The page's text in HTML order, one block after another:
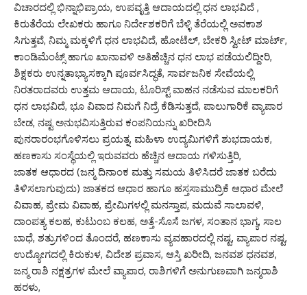
ವಿಚಾರದಲ್ಲಿ ಭಿನ್ನಾಭಿಪ್ರಾಯ, ಉಪವೃತ್ತಿ ಆದಾಯದಲ್ಲಿ ಧನ ಲಾಭವಿದೆ ,
ಕಿರುತೆರೆಯ ಲೇಖಕರು ಹಾಗೂ ನಿರ್ದೇಶಕರಿಗೆ ಬೆಳ್ಳಿ ತೆರೆಯಲ್ಲಿ ಅವಕಾಶ
ಸಿಗುತ್ತವೆ, ನಿಮ್ಮ ಮಕ್ಕಳಿಗೆ ಧನ ಲಾಭವಿದೆ, ಹೋಟೆಲ್, ಬೇಕರಿ ಸ್ವೀಟ್ ಮಾರ್ಟ್,
ಕಾಂಡಿಮೆಂಟ್ಸ್ ಹಾಗೂ ಖಾನಾವಳಿ ಅತಿಹೆಚ್ಚಿನ ಧನ ಲಾಭ ಪಡೆಯಲಿದ್ದೀರಿ,
ಶಿಕ್ಷಕರು ಉನ್ನತಾಭ್ಯಾಸಕ್ಕಾಗಿ ಪೂರ್ವಸಿದ್ಧತೆ, ಸಾರ್ವಜನಿಕ ಸೇವೆಯಲ್ಲಿ
ನಿರತರಾದವರು ಉತ್ತಮ ಆದಾಯ, ಟೂರಿಸ್ಟ್ ವಾಹನ ನಡೆಸುವ ಮಾಲಕರಿಗೆ
ಧನ ಲಾಭವಿದೆ, ಭೂ ವಿವಾದ ನಿಮಗೆ ನಿದ್ರೆ ಕೆಡಿಸುತ್ತದೆ, ಪಾಲುಗಾರಿಕೆ ವ್ಯಾಪಾರ
ಬೇಡ, ನಷ್ಟ ಅನುಭವಿಸುತ್ತಿರುವ ಕಂಪನಿಯನ್ನು ಖರೀದಿಸಿ
ಪುನರಾರಂಭಗೊಳಿಸಲು ಪ್ರಯತ್ನ, ಮಹಿಳಾ ಉದ್ಯಮಿಗಳಿಗೆ ಶುಭದಾಯಕ,
ಹಣಕಾಸು ಸಂಸ್ಥೆಯಲ್ಲಿ ಇರುವವರು ಹೆಚ್ಚಿನ ಆದಾಯ ಗಳಿಸುತ್ತಿರಿ,
ಜಾತಕ ಆಧಾರದ (ಜನ್ಮ ದಿನಾಂಕ ಮತ್ತು ಸಮಯ ತಿಳಿಸಿದರೆ ಜಾತಕ ಬರೆದು
ತಿಳಿಸಲಾಗುವುದು) ಜಾತಕದ ಆಧಾರ ಹಾಗೂ ಹಸ್ತಸಾಮುದ್ರಿಕೆ ಆಧಾರ ಮೇಲೆ
ವಿವಾಹ, ಪ್ರೇಮ ವಿವಾಹ, ಪ್ರೇಮಿಗಳಲ್ಲಿ ಮನಸ್ತಾಪ, ಮದುವೆ ಸಾಲಾವಳಿ,
ದಾಂಪತ್ಯ ಕಲಹ, ಕುಟುಂಬ ಕಲಹ, ಅತ್ತೆ-ಸೊಸೆ ಜಗಳ, ಸಂತಾನ ಭಾಗ್ಯ, ಸಾಲ
ಬಾಧೆ, ಶತ್ರುಗಳಿಂದ ತೊಂದರೆ, ಹಣಕಾಸು ವ್ಯವಹಾರದಲ್ಲಿ ನಷ್ಟ, ವ್ಯಾಪಾರ ನಷ್ಟ,
ಉದ್ಯೋಗದಲ್ಲಿ ಕಿರುಕುಳ, ವಿದೇಶ ಪ್ರವಾಸ, ಆಸ್ತಿ ಖರೀದಿ, ಜನವಶ ಧನವಶ,
ಜನ್ಮ ರಾಶಿ ನಕ್ಷತ್ರಗಳ ಮೇಲೆ ವ್ಯಾಪಾರ, ರಾಶಿಗಳಿಗೆ ಅನುಗುಣವಾಗಿ ಜನ್ಮರಾಶಿ
ಹರಳು,